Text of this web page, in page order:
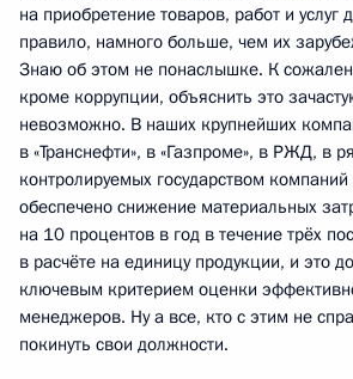
на приобретение товаров, работ и услуг
правило, намного больше, чем их
Знаю об этом не понаслышке. К
кроме коррупции, объяснить это
невозможно. В наших крупнейших
в «Транснефти», в «Газпроме», в РЖД, в
контролируемых государством
обеспечено снижение материальных
на 10 процентов в год в течение трёх
в расчёте на единицу продукции, и это
ключевым критерием оценки
менеджеров. Ну а все, кто с этим не
покинуть свои должности.